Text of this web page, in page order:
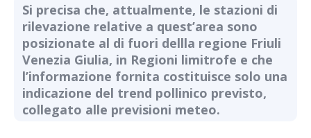
Si precisa che, attualmente, le stazioni di
rilevazione relative a quest’area sono
posizionate al di fuori dellla regione Friuli
Venezia Giulia, in Regioni limitrofe e che
l’informazione fornita costituisce solo una
indicazione del trend pollinico previsto,
collegato alle previsioni meteo.